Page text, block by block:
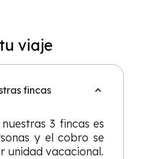
viaje
fincas
3 fincas es
y el cobro se
unidad vacacional.